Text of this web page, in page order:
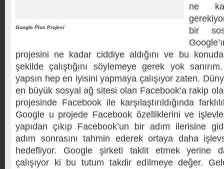
Google Plus Projesi
ne
bir
projesini ne kadar ciddiye aldığını ve bu
şekilde çalıştığını söylemeye gerek yok
yapsın hep en iyisini yapmaya çalışıyor zaten.
en büyük sosyal ağ sitesi olan Facebook’a rakip
projesinde Facebook ile karşılaştırıldığında
Google u projede Facebook özelliklerini ve
yapıdan çıkıp Facebook’un bir adım ilerisine
adım sonrasını tahmin ederek ortaya daha
hedefliyor. Google şirketi taklit etmek yerine
çalışıyor ki bu tutum takdir edilmeye değer.